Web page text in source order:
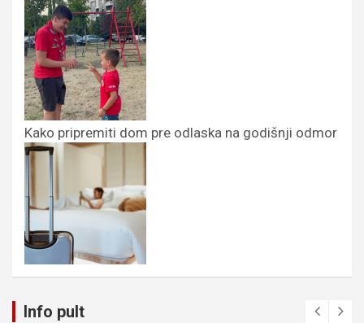
Kako pripremiti dom pre odlaska na godišnji odmor
Info pult